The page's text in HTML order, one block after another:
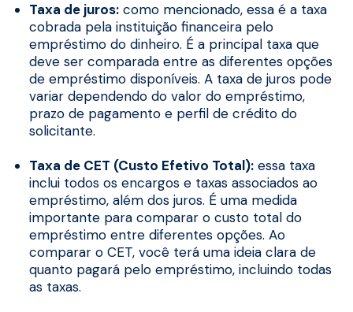
Taxa de juros: como mencionado, essa é a taxa
cobrada pela instituição financeira pelo
empréstimo do dinheiro. É a principal taxa que
deve ser comparada entre as diferentes opções
de empréstimo disponíveis. A taxa de juros pode
variar dependendo do valor do empréstimo,
prazo de pagamento e perfil de crédito do
solicitante.
Taxa de CET (Custo Efetivo Total): essa taxa
inclui todos os encargos e taxas associados ao
empréstimo, além dos juros. É uma medida
importante para comparar o custo total do
empréstimo entre diferentes opções. Ao
comparar o CET, você terá uma ideia clara de
quanto pagará pelo empréstimo, incluindo todas
as taxas.